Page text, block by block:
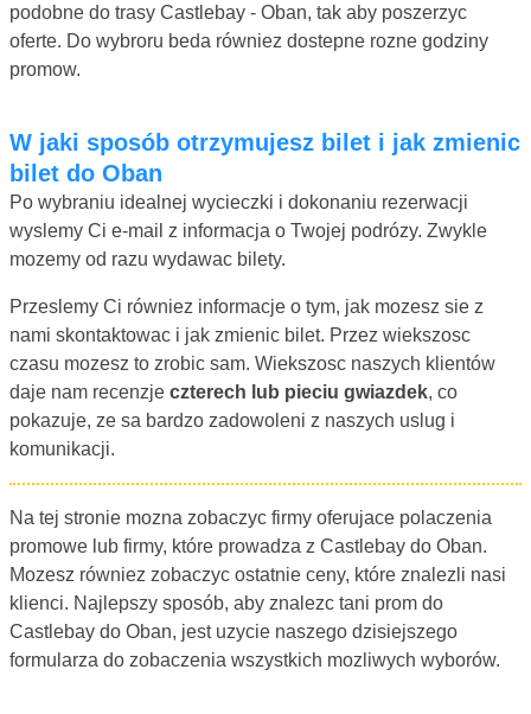
podobne do trasy Castlebay - Oban, tak aby poszerzyc
oferte. Do wybroru beda równiez dostepne rozne godziny
promow.
W jaki sposób otrzymujesz bilet i jak zmienic
bilet do Oban
Po wybraniu idealnej wycieczki i dokonaniu rezerwacji
wyslemy Ci e-mail z informacja o Twojej podrózy. Zwykle
mozemy od razu wydawac bilety.
Przeslemy Ci równiez informacje o tym, jak mozesz sie z
nami skontaktowac i jak zmienic bilet. Przez wiekszosc
czasu mozesz to zrobic sam. Wiekszosc naszych klientów
daje nam recenzje czterech lub pieciu gwiazdek, co
pokazuje, ze sa bardzo zadowoleni z naszych uslug i
komunikacji.
Na tej stronie mozna zobaczyc firmy oferujace polaczenia
promowe lub firmy, które prowadza z Castlebay do Oban.
Mozesz równiez zobaczyc ostatnie ceny, które znalezli nasi
klienci. Najlepszy sposób, aby znalezc tani prom do
Castlebay do Oban, jest uzycie naszego dzisiejszego
formularza do zobaczenia wszystkich mozliwych wyborów.